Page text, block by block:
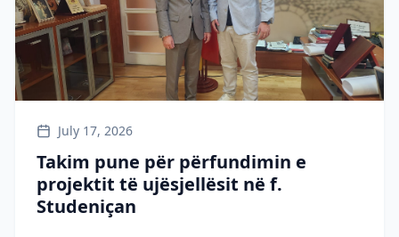
July 17, 2026
Takim pune për përfundimin e
projektit të ujësjellësit në f.
Studeniçan